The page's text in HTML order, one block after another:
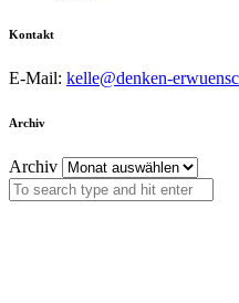
Kontakt
E-Mail: kelle@denken-
Archiv
Archiv